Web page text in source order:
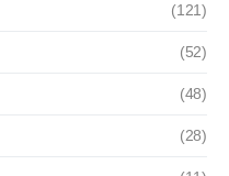
(121)
(52)
(48)
(28)